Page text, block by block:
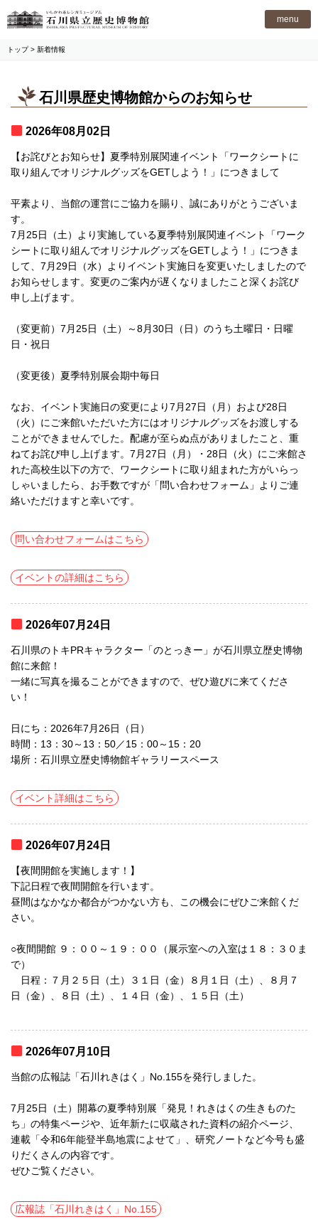
トップ> 新着情報
menu
石川県歴史博物館からのお知らせ
2026年08月02日
【お詫びとお知らせ】夏季特別展関連イベント「ワークシートに
取り組んでオリジナルグッズをGETしよう！」につきまして
平素より、当館の運営にご協力を賜り、誠にありがとうございま
す。
7月25日（土）より実施している夏季特別展関連イベント「ワーク
シートに取り組んでオリジナルグッズをGETしよう！」につきま
して、7月29日（水）よりイベント実施日を変更いたしましたので
お知らせします。変更のご案内が遅くなりましたこと深くお詫び
申し上げます。
（変更前）7月25日（土）～8月30日（日）のうち土曜日・日曜
日・祝日
（変更後）夏季特別展会期中毎日
なお、イベント実施日の変更により7月27日（月）および28日
（火）にご来館いただいた方にはオリジナルグッズをお渡しする
ことができませんでした。配慮が至らぬ点がありましたこと、重
ねてお詫び申し上げます。7月27日（月）・28日（火）にご来館さ
れた高校生以下の方で、ワークシートに取り組まれた方がいらっ
しゃいましたら、お手数ですが「問い合わせフォーム」よりご連
絡いただけますと幸いです。
問い合わせフォームはこちら
イベントの詳細はこちら
2026年07月24日
石川県のトキPRキャラクター「のとっきー」が石川県立歴史博物
館に来館！
一緒に写真を撮ることができますので、ぜひ遊びに来てくださ
い！
日にち：2026年7月26日（日）
時間：13：30～13：50／15：00～15：20
場所：石川県立歴史博物館ギャラリースペース
イベント詳細はこちら
2026年07月24日
【夜間開館を実施します！】
下記日程で夜間開館を行います。
昼間はなかなか都合がつかない方も、この機会にぜひご来館くだ
さい。
○夜間開館 ９：００～１９：００（展示室への入室は１８：３０ま
で）
日程：７月２５日（土）３１日（金）８月１日（土）、８月７
日（金）、８日（土）、１４日（金）、１５日（土）
2026年07月10日
当館の広報誌「石川れきはく」No.155を発行しました。
7月25日（土）開幕の夏季特別展「発見！れきはくの生きものた
ち」の特集ページや、近年新たに収蔵された資料の紹介ページ、
連載「令和6年能登半島地震によせて」、研究ノートなど今号も盛
りだくさんの内容です。
ぜひご覧ください。
広報誌「石川れきはく」No.155